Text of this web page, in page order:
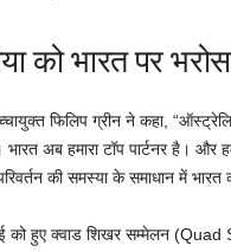
को भारत पर
फिलिप ग्रीन ने कहा,
अब हमारा टॉप पार्टनर है। और
की समस्या के समाधान में
को हुए क्वाड शिखर सम्मेलन (Quad